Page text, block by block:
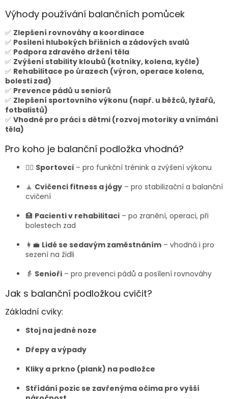
Výhody používání balančních pomůcek
✅ Zlepšení rovnováhy a koordinace
✅ Posílení hlubokých břišních a zádových svalů
✅ Podpora zdravého držení těla
✅ Zvýšení stability kloubů (kotníky, kolena, kyčle)
✅ Rehabilitace po úrazech (výron, operace kolena,
bolesti zad)
✅ Prevence pádů u seniorů
✅ Zlepšení sportovního výkonu (např. u běžců, lyžařů,
fotbalistů)
✅ Vhodné pro práci s dětmi (rozvoj motoriky a vnímání
těla)
Pro koho je balanční podložka vhodná?
🏋️‍♀️ Sportovci – pro funkční trénink a zvýšení výkonu
🧘 Cvičenci fitness a jógy – pro stabilizační a balanční
cvičení
🏥 Pacienti v rehabilitaci – po zranění, operaci, při
bolestech zad
👩‍💼 Lidé se sedavým zaměstnáním – vhodná i pro
sezení na židli
👵 Senioři – pro prevenci pádů a posílení rovnováhy
Jak s balanční podložkou cvičit?
Základní cviky:
Stoj na jedné noze
Dřepy a výpady
Kliky a prkno (plank) na podložce
Střídání pozic se zavřenýma očima pro vyšší